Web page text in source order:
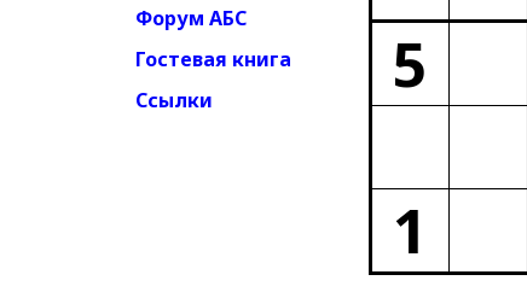
Форум АБС
Гостевая книга
Ссылки
5
1